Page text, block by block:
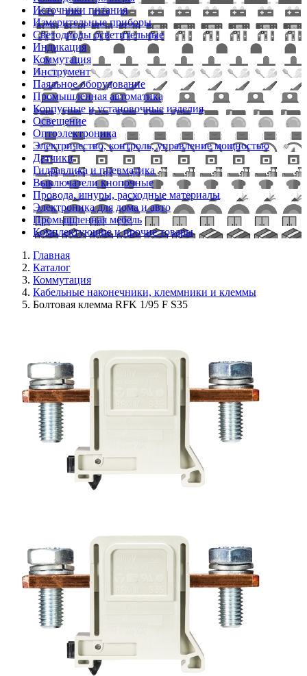
Источники питания
Измерительные приборы
Светодиоды осветительные
Индикация
Коммутация
Инструмент
Паяльное оборудование
Промышленная автоматика
Корпусные и установочные изделия
Освещение
Оптоэлектроника
Электричество, контроль, управление мощностью
Датчики
Гидравлика и пневматика
Выключатели кнопочные
Провода, шнуры, расходные материалы
Электроника для дома и авто
Промышленная мебель
Комплектующие и прочие товары
Главная
Каталог
Коммутация
Кабельные наконечники, клеммники и клеммы
Болтовая клемма RFK 1/95 F S35